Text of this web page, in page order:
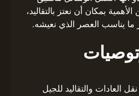
بمكان أن نعتز بالتقاليد،
ما يناسب العصر الذي نعيشه.
العادات والتقاليد للجيل